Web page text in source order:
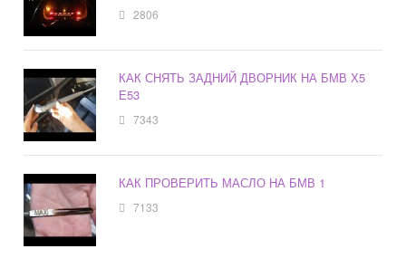
2806
КАК СНЯТЬ ЗАДНИЙ ДВОРНИК НА БМВ Х5
Е53
7343
КАК ПРОВЕРИТЬ МАСЛО НА БМВ 1
7133